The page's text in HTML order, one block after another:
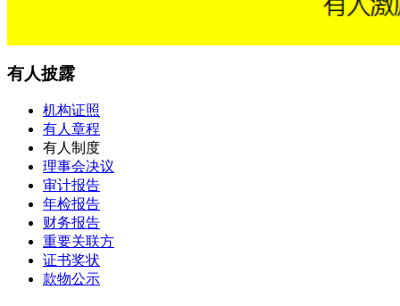
有人披露
机构证照
有人章程
有人制度
理事会决议
审计报告
年检报告
财务报告
重要关联方
证书奖状
款物公示